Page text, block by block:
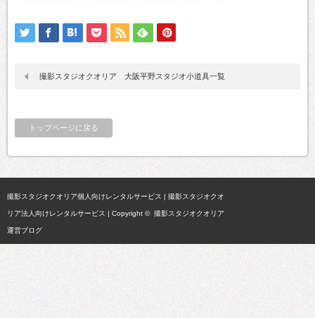
撮影スタジオクオリア 大阪平野スタジオ小道具一覧
トップページに戻る
撮影スタジオクオリア個人向けレンタルサービス | 撮影スタジオクオ
リア法人向けレンタルサービス | Copyright © 撮影スタジオクオリア
運営ブログ